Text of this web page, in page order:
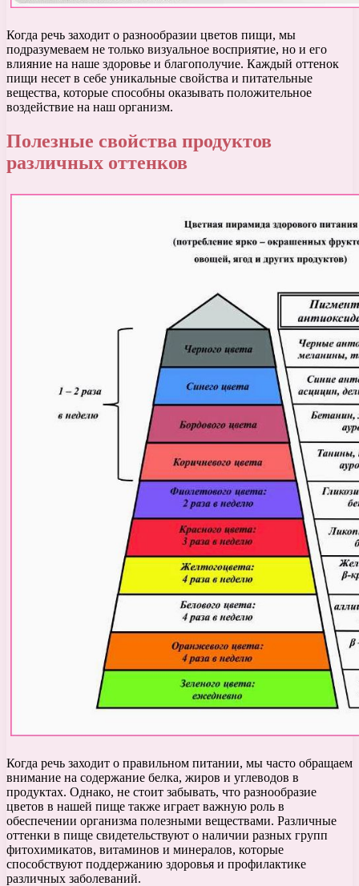
Когда речь заходит о разнообразии цветов пищи, мы
подразумеваем не только визуальное восприятие, но и его
влияние на наше здоровье и благополучие. Каждый оттенок
пищи несет в себе уникальные свойства и питательные
вещества, которые способны оказывать положительное
воздействие на наш организм.
Полезные свойства продуктов
различных оттенков
Когда речь заходит о правильном питании, мы часто обращаем
внимание на содержание белка, жиров и углеводов в
продуктах. Однако, не стоит забывать, что разнообразие
цветов в нашей пище также играет важную роль в
обеспечении организма полезными веществами. Различные
оттенки в пище свидетельствуют о наличии разных групп
фитохимикатов, витаминов и минералов, которые
способствуют поддержанию здоровья и профилактике
различных заболеваний.